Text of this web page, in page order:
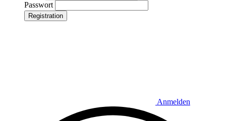
Passwort
Registration
Anmelden